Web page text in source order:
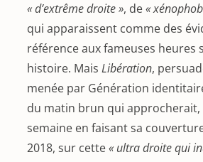
« d’extrême droite », de«
qui apparaissent comme des
référence aux fameuses heures
histoire. Mais Libération,
menée par Génération
du matin brun qui approcherait,
semaine en faisant sa
2018, sur cette« ultra droite qui